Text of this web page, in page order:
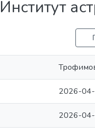
Институт
2026-
2026-